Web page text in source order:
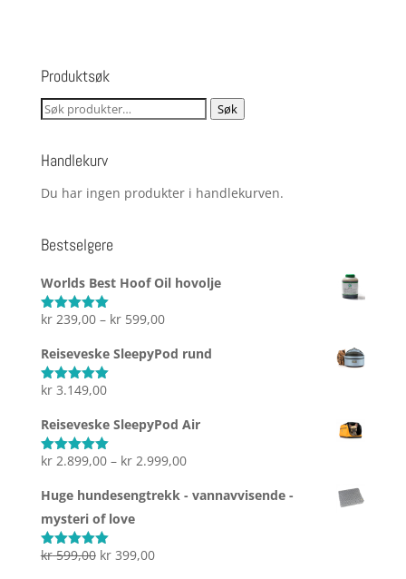
Produktsøk
Søk
Søk
Handlekurv
Du har ingen produkter i handlekurven.
Bestselgere
Worlds Best Hoof Oil hovolje
Vurdert5.00
kr239,00 – kr599,00Prisområde:
Reiseveske SleepyPod rund
Vurdert5.00
kr3.149,00
Reiseveske SleepyPod Air
Vurdert5.00
kr2.899,00 – kr2.999,00Prisområde:
Huge hundesengtrekk - vannavvisende -
mysteri of love
Vurdert5.00
kr599,00 Opprinnelig
kr399,00Nåværende